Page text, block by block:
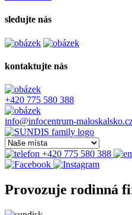
sledujte nás
kontaktujte nás
+420 775 580 388
info@infocentrum-
+420 775 580 388
Provozuje rodinná